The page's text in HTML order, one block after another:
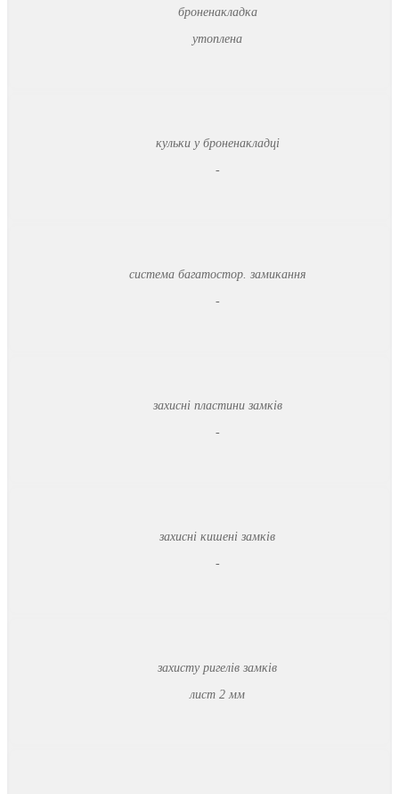
броненакладка
утоплена
кульки у броненакладці
-
система багатостор. замикання
-
захисні пластини замків
-
захисні кишені замків
-
захисту ригелів замків
лист 2 мм